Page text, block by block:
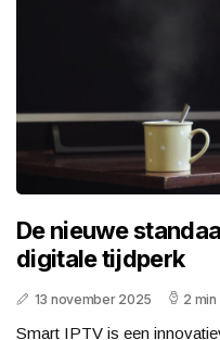
De nieuwe
digitale tijdperk
13 november 2025 2
Smart IPTV is een